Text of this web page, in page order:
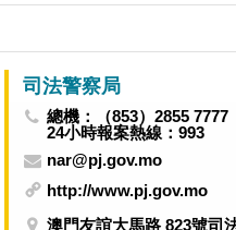
司法警察局
總機：（853）2855 7777
24小時報案熱線：993
nar@pj.gov.mo
http://www.pj.gov.mo
澳門友誼大馬路 823號司